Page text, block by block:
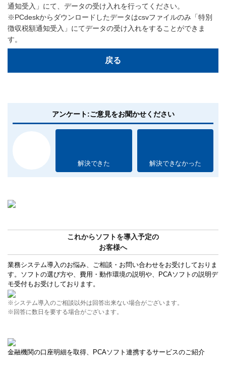
通知受入」にて、データの受け入れを行ってください。
※PCdeskからダウンロードしたデータはcsvファイルのみ「特別
徴収税額通知受入」にてデータの受け入れをすることができま
す。
戻る
アンケート:ご意見をお聞かせください
解決できた 解決できなかった
これからソフトを導入予定の
お客様へ
業務システム導入のお悩み、ご相談・お問い合わせをお受けしておりま
す。ソフトの選び方や、費用・動作環境の説明や、PCAソフトの説明デ
モ受付もお受けしております。
※システム導入のご相談以外は回答出来ない場合がございます。
※回答に数日を要する場合がございます。
金融機関の口座明細を取得、PCAソフト連携するサービスのご紹介